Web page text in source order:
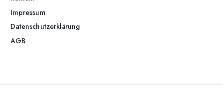
Impressum
Datenschutzerklärung
AGB